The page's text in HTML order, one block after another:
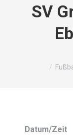
SV
Sie befinden
Datum/Zeit